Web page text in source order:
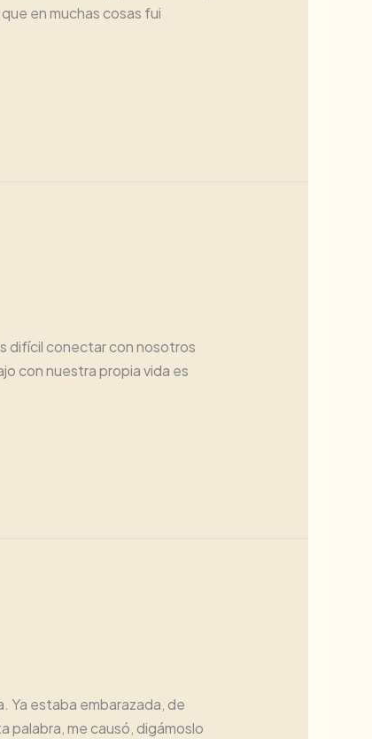
en muchas cosas fui
difícil conectar con nosotros
con nuestra propia vida es
Ya estaba embarazada, de
palabra, me causó, digámoslo